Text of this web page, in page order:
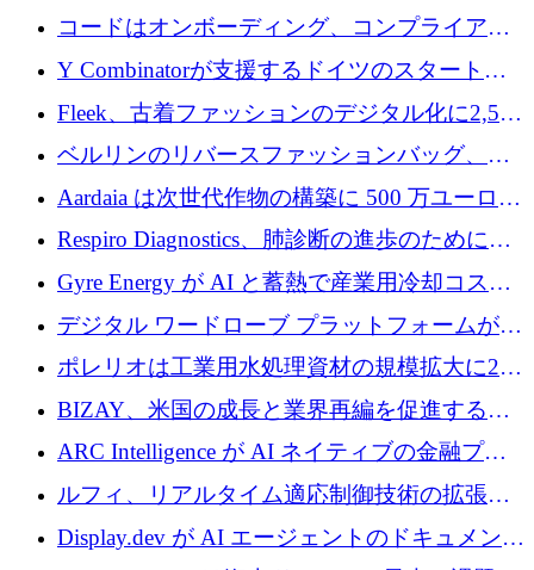
張するために 1,070 万ドルを調達
コードはオンボーディング、コンプライアン
ス、支払いを統合するために 640 万ポンドを
Y Combinatorが支援するドイツのスタートア
ップFintoが340万ドルを調達、シリコンバレ
ーではなくミュンヘンを選んだと語る
Fleek、古着ファッションのデジタル化に2,500
万ドルを確保
ベルリンのリバースファッションバッグ、繊
維仕分け規模拡大に7桁の資金調達
Aardaia は次世代作物の構築に 500 万ユーロを
寄付
Respiro Diagnostics、肺診断の進歩のために
100 万ポンドを確保
Gyre Energy が AI と蓄熱で産業用冷却コスト
を削減するために 130 万ドルを調達
デジタル ワードローブ プラットフォームが
1,000 万人のユーザーに到達し、Whering が
700 万ドルを獲得
ポレリオは工業用水処理資材の規模拡大に240
万ユーロを確保
BIZAY、米国の成長と業界再編を促進するた
めに5,500万ドルを確保
ARC Intelligence が AI ネイティブの金融プラ
ットフォームを拡大するために 400 万ユーロ
ルフィ、リアルタイム適応制御技術の拡張に
810万ポンドを確保
Display.dev が AI エージェントのドキュメント